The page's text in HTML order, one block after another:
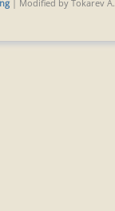
| Modified by Tokarev